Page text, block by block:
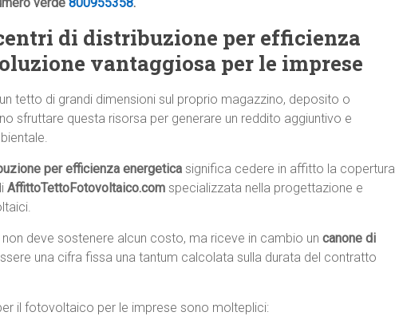
di distribuzione per efficienza
vantaggiosa per le imprese
tetto di grandi dimensioni sul proprio magazzino, deposito o
sfruttare questa risorsa per generare un reddito aggiuntivo e
per efficienza energetica significa cedere in affitto la copertura
AffittoTettoFotovoltaico.com specializzata nella progettazione e
deve sostenere alcun costo, ma riceve in cambio un canone di
una cifra fissa una tantum calcolata sulla durata del contratto
il fotovoltaico per le imprese sono molteplici: